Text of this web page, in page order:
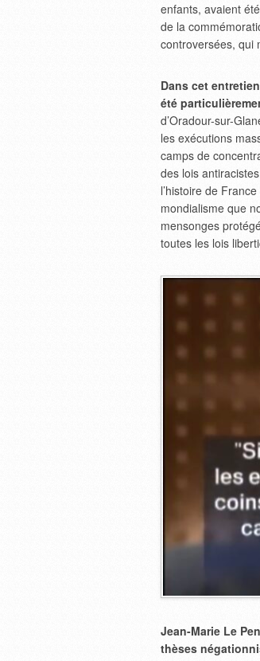
enfants, avaient
de la
controversées, qui
Dans cet
été
d’Oradour-sur-
les exécutions
camps de
des lois
l’histoire de
mondialisme que
mensonges
toutes les lois
Jean-Marie Le
thèses